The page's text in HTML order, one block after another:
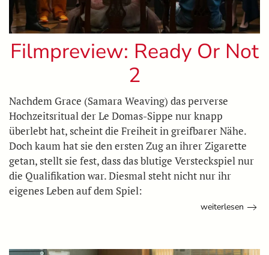
Filmpreview: Ready Or Not
2
Nachdem Grace (Samara Weaving) das perverse
Hochzeitsritual der Le Domas-Sippe nur knapp
überlebt hat, scheint die Freiheit in greifbarer Nähe.
Doch kaum hat sie den ersten Zug an ihrer Zigarette
getan, stellt sie fest, dass das blutige Versteckspiel nur
die Qualifikation war. Diesmal steht nicht nur ihr
eigenes Leben auf dem Spiel:
weiterlesen